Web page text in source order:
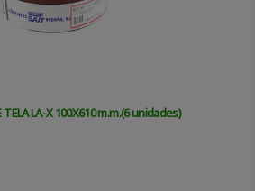
TELA LA-X 100X610 m.m.(6 unidades)